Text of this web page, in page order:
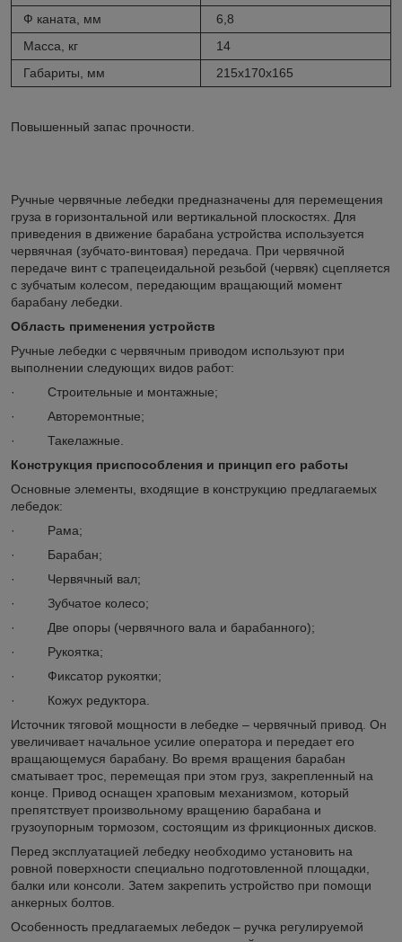
Ф каната, мм
6,8
Масса, кг
14
Габариты, мм
215х170х165
Повышенный запас прочности.
Ручные червячные лебедки предназначены для перемещения
груза в горизонтальной или вертикальной плоскостях. Для
приведения в движение барабана устройства используется
червячная (зубчато-винтовая) передача. При червячной
передаче винт с трапецеидальной резьбой (червяк) сцепляется
с зубчатым колесом, передающим вращающий момент
барабану лебедки.
Область применения устройств
Ручные лебедки с червячным приводом используют при
выполнении следующих видов работ:
· Строительные и монтажные;
· Авторемонтные;
· Такелажные.
Конструкция приспособления и принцип его работы
Основные элементы, входящие в конструкцию предлагаемых
лебедок:
· Рама;
· Барабан;
· Червячный вал;
· Зубчатое колесо;
· Две опоры (червячного вала и барабанного);
· Рукоятка;
· Фиксатор рукоятки;
· Кожух редуктора.
Источник тяговой мощности в лебедке – червячный привод. Он
увеличивает начальное усилие оператора и передает его
вращающемуся барабану. Во время вращения барабан
сматывает трос, перемещая при этом груз, закрепленный на
конце. Привод оснащен храповым механизмом, который
препятствует произвольному вращению барабана и
грузоупорным тормозом, состоящим из фрикционных дисков.
Перед эксплуатацией лебедку необходимо установить на
ровной поверхности специально подготовленной площадки,
балки или консоли. Затем закрепить устройство при помощи
анкерных болтов.
Особенность предлагаемых лебедок – ручка регулируемой